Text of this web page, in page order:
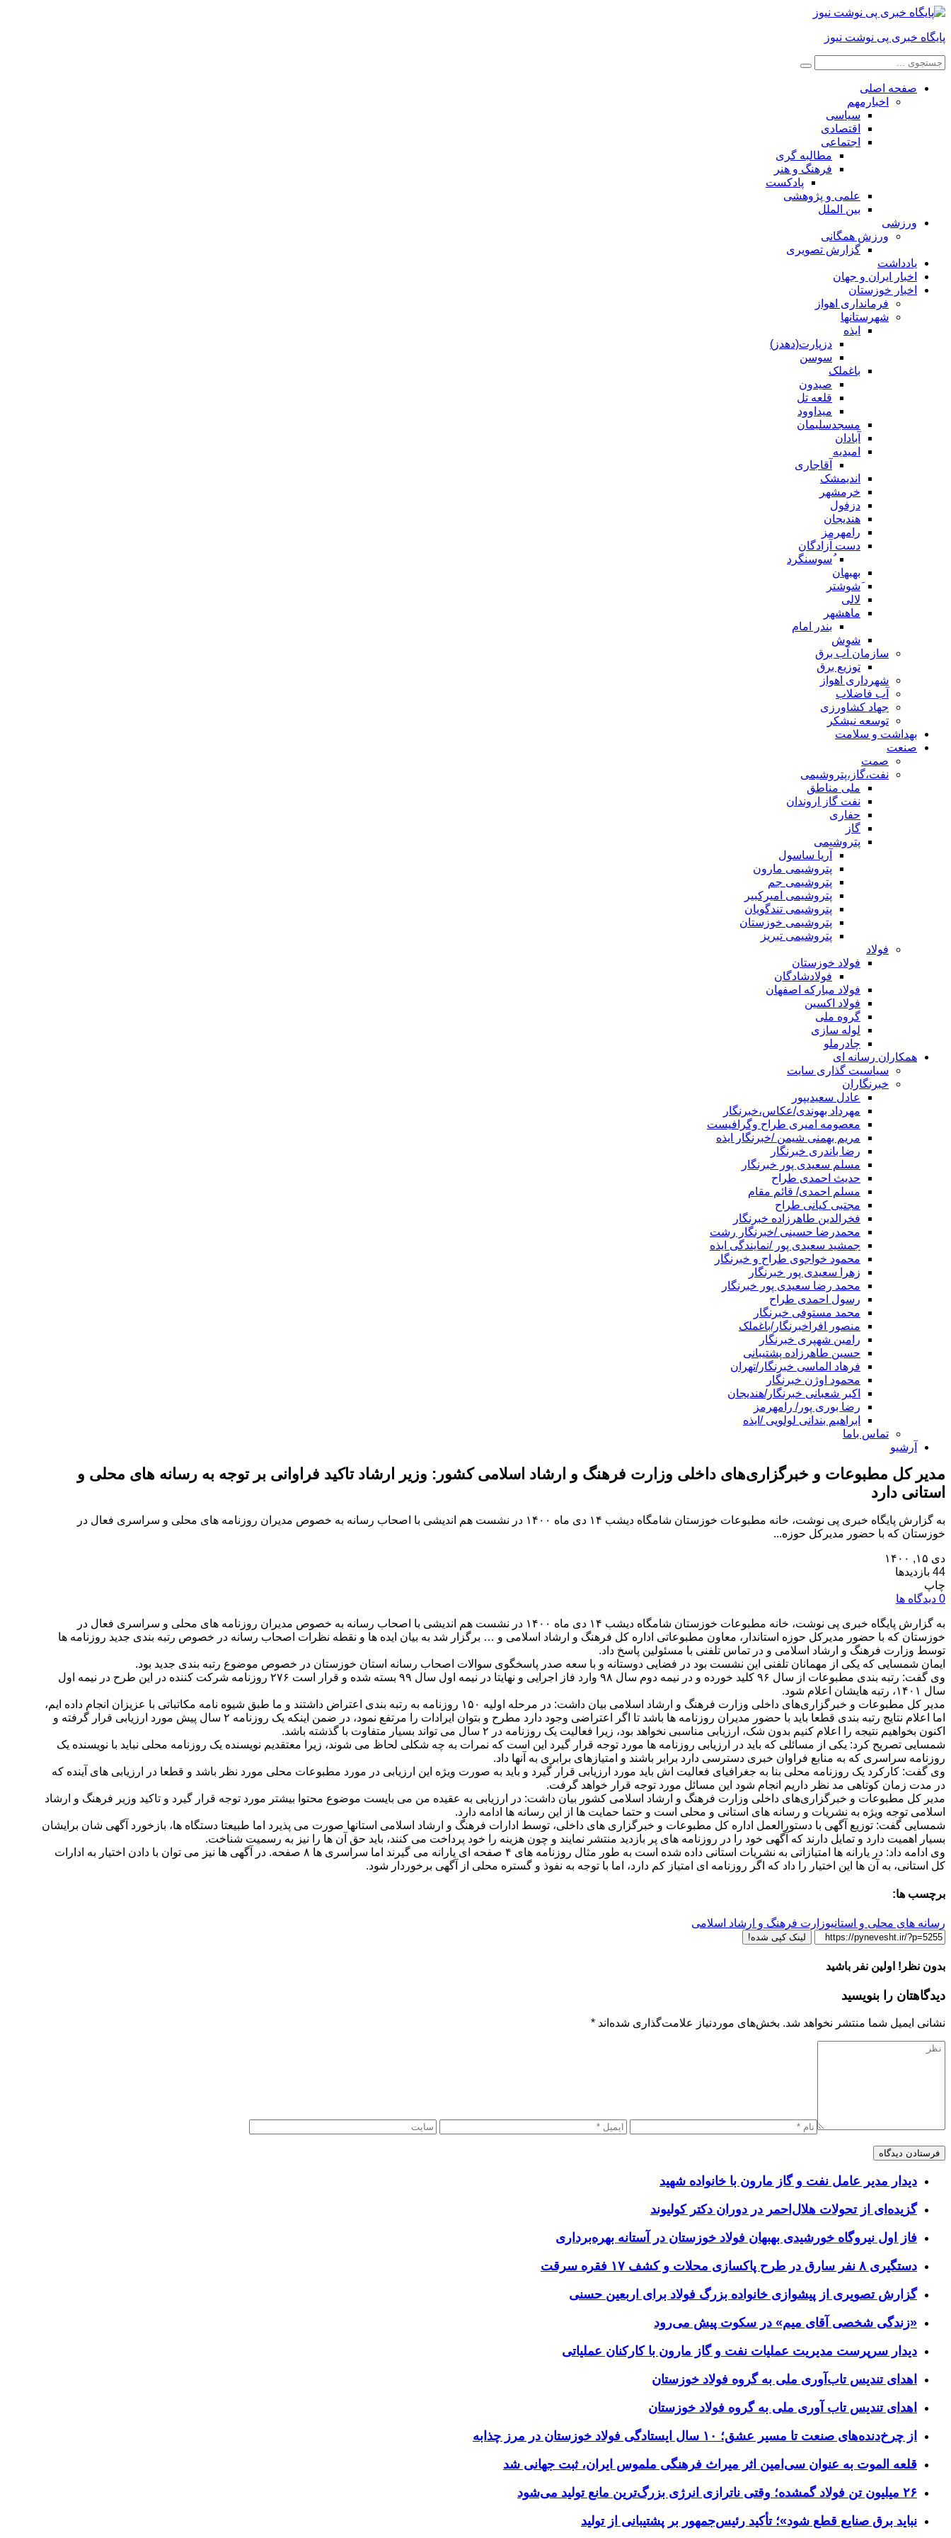
پایگاه خبری پی نوشت نیوز
صفحه اصلی
اخبارمهم
سیاسی
اقتصادی
اجتماعی
مطالبه گری
فرهنگ و هنر
پادکست
علمی و پژوهشی
بین الملل
ورزشی
ورزش همگانی
گزارش تصویری
یادداشت
اخبار ایران و جهان
اخبار خوزستان
فرمانداری اهواز
شهرستانها
ایذه
دزپارت(دهدز)
سوسن
باغملک
صیدون
قلعه تل
میداوود
مسجدسلیمان
آبادان
امیدیه
آقاجاری
اندیمشک
خرمشهر
دزفول
هندیجان
رامهرمز
دست آزادگان
ُسوسنگرد
بهبهان
َشوشتر
لالی
ماهشهر
بندر امام
شوش
سازمان آب برق
توزیع برق
شهرداری اهواز
آب فاضلاب
جهاد کشاورزی
توسعه نیشکر
بهداشت و سلامت
صنعت
صمت
نفت،گاز،پتروشیمی
ملی مناطق
نفت گاز اروندان
حفاری
گاز
پتروشیمی
آریا ساسول
پتروشیمی مارون
پتروشیمی جم
پتروشیمی امیرکبیر
پتروشیمی تندگویان
پتروشیمی خوزستان
پتروشیمی تبریز
فولاد
فولاد خوزستان
فولادشادگان
فولاد مبارکه اصفهان
فولاد اکسین
گروه ملی
لوله سازی
چادرملو
همکاران رسانه ای
سیاسیت گذاری سایت
خبرنگاران
عادل سعیدیپور
مهرداد بهوندی/عکاس،خبرنگار
معصومه امیری طراح وگرافیست
مریم بهمنی شیمن /خبرنگار ایذه
رضا باندری خبرنگار
مسلم سعیدی پور خبرنگار
حدیث احمدی طراح
مسلم احمدی/ قائم مقام
مجتبی کیانی طراح
فخرالدین طاهرزاده خبرنگار
محمدرضا حسینی /خبرنگار رشت
جمشید سعیدی پور /نمایندگی ایذه
محمود خواجوی طراح و خبرنگار
زهرا سعیدی پور خبرنگار
محمد رضا سعیدی پور خبرنگار
رسول احمدی طراح
محمد مستوفی خبرنگار
منصور افراخبرنگار/باغملک
رامین شهپری خبرنگار
حسین طاهرزاده پشتیبانی
فرهاد الماسی خبرنگار/تهران
محمود اوژن خبرنگار
اکبر شعبانی خبرنگار/هندیجان
رضا بوری پور/ رامهرمز
ابراهیم بندانی لولویی /ایذه
تماس باما
آرشیو
مدیر کل مطبوعات و خبرگزاری‌های داخلی وزارت فرهنگ و ارشاد اسلامی کشور: وزیر ارشاد تاکید فراوانی بر توجه به رسانه های محلی و
استانی دارد
به گزارش پایگاه خبری پی نوشت، خانه مطبوعات خوزستان شامگاه دیشب ۱۴ دی ماه ۱۴۰۰ در نشست هم اندیشی با اصحاب رسانه به خصوص مدیران روزنامه های محلی و سراسری فعال در
خوزستان که با حضور مدیرکل حوزه...
دی ۱۵, ۱۴۰۰
44 بازدیدها
چاپ
0 دیدگاه ها
به گزارش پایگاه خبری پی نوشت، خانه مطبوعات خوزستان شامگاه دیشب ۱۴ دی ماه ۱۴۰۰ در نشست هم اندیشی با اصحاب رسانه به خصوص مدیران روزنامه های محلی و سراسری فعال در
خوزستان که با حضور مدیرکل حوزه استاندار، معاون مطبوعاتی اداره کل فرهنگ و ارشاد اسلامی و … برگزار شد به بیان ایده ها و نقطه نظرات اصحاب رسانه در خصوص رتبه بندی جدید روزنامه ها
توسط وزارت فرهنگ و ارشاد اسلامی و در تماس تلفنی با مسئولین پاسخ داد.
ایمان شمسایی که یکی از مهمانان تلفنی این نشست بود در فضایی دوستانه و با سعه صدر پاسخگوی سوالات اصحاب رسانه استان خوزستان در خصوص موضوع رتبه بندی جدید بود.
وی گفت: رتبه بندی مطبوعات از سال ۹۶ کلید خورده و در نیمه دوم سال ۹۸ وارد فاز اجرایی و نهایتا در نیمه اول سال ۹۹ بسته شده و قرار است ۲۷۶ روزنامه شرکت کننده در این طرح در نیمه اول
سال ۱۴۰۱، رتبه هایشان اعلام شود.
مدیر کل مطبوعات و خبرگزاری‌های داخلی وزارت فرهنگ و ارشاد اسلامی بیان داشت: در مرحله اولیه ۱۵۰ روزنامه به رتبه بندی اعتراض داشتند و ما طبق شیوه نامه مکاتباتی با عزیزان انجام داده ایم،
اما اعلام نتایج رتبه بندی قطعا باید با حضور مدیران روزنامه ها باشد تا اگر اعتراضی وجود دارد مطرح و بتوان ایرادات را مرتفع نمود، در ضمن اینکه یک روزنامه ۲ سال پیش مورد ارزیابی قرار گرفته و
اکنون بخواهیم نتیجه را اعلام کنیم بدون شک، ارزیابی مناسبی نخواهد بود، زیرا فعالیت یک روزنامه در ۲ سال می تواند بسیار متفاوت با گذشته باشد.
شمسایی تصریح کرد: یکی از مسائلی که باید در ارزیابی روزنامه ها مورد توجه قرار گیرد این است که نمرات به چه شکلی لحاظ می شوند، زیرا معتقدیم نویسنده یک روزنامه محلی نباید با نویسنده یک
روزنامه سراسری که به منابع فراوان خبری دسترسی دارد برابر باشند و امتیازهای برابری به آنها داد.
وی گفت: کارکرد یک روزنامه محلی بنا به جغرافیای فعالیت اش باید مورد ارزیابی قرار گیرد و باید به صورت ویژه این ارزیابی در مورد مطبوعات محلی مورد نظر باشد و قطعا در ارزیابی های آینده که
در مدت زمان کوتاهی مد نظر داریم انجام شود این مسائل مورد توجه قرار خواهد گرفت.
مدیر کل مطبوعات و خبرگزاری‌های داخلی وزارت فرهنگ و ارشاد اسلامی کشور بیان داشت: در ارزیابی به عقیده من می بایست موضوع محتوا بیشتر مورد توجه قرار گیرد و تاکید وزیر فرهنگ و ارشاد
اسلامی توجه ویژه به نشریات و رسانه های استانی و محلی است و حتما حمایت ها از این رسانه ها ادامه دارد.
شمسایی گفت: توزیع آگهی با دستورالعمل اداره کل مطبوعات و خبرگزاری های داخلی، توسط ادارات فرهنگ و ارشاد اسلامی استانها صورت می پذیرد اما طبیعتا دستگاه ها، بازخورد آگهی شان برایشان
بسیار اهمیت دارد و تمایل دارند که آگهی خود را در روزنامه های پر بازدید منتشر نمایند و چون هزینه را خود پرداخت می کنند، باید حق آن ها را نیز به رسمیت شناخت.
وی ادامه داد: در یارانه ها امتیازاتی به نشریات استانی داده شده است به طور مثال روزنامه های ۴ صفحه ای یارانه می گیرند اما سراسری ها ۸ صفحه. در آگهی ها نیز می توان با دادن اختیار به ادارات
کل استانی، به آن ها این اختیار را داد که اگر روزنامه ای امتیاز کم دارد، اما با توجه به نفوذ و گستره محلی از آگهی برخوردار شود.
برچسب ها:
رسانه های محلی و استانیوزارت فرهنگ و ارشاد اسلامی
لینک کپی شده!
بدون نظر! اولین نفر باشید
دیدگاهتان را بنویسید
نشانی ایمیل شما منتشر نخواهد شد. بخش‌های موردنیاز علامت‌گذاری شده‌اند *
دیدار مدیر عامل نفت و گاز مارون با خانواده شهید
گزیده‌ای از تحولات هلال‌احمر در دوران دکتر کولیوند
فاز اول نیروگاه خورشیدی بهبهان فولاد خوزستان در آستانه بهره‌برداری
دستگیری ۸ نفر سارق در طرح پاکسازی محلات و کشف ۱۷ فقره سرقت
گزارش تصویری از پیشوازی خانواده بزرگ فولاد برای اربعین حسنی
«زندگی شخصی آقای میم» در سکوت پیش می‌رود
دیدار سرپرست مدیریت عملیات نفت و گاز مارون با کارکنان عملیاتی
اهدای تندیس تاب‌آوری ملی به گروه فولاد خوزستان
اهدای تندیس تاب آوری ملی به گروه فولاد خوزستان
از چرخ‌دنده‌های صنعت تا مسیر عشق؛ ۱۰ سال ایستادگی فولاد خوزستان در مرز چذابه
قلعه الموت به عنوان سی‌امین اثر میراث‌ فرهنگی ملموس ایران، ثبت جهانی شد
۲۶ میلیون تن فولاد گمشده؛ وقتی ناترازی انرژی بزرگ‌ترین مانع تولید می‌شود
نباید برق صنایع قطع شود»؛ تأکید رئیس‌جمهور بر پشتیبانی از تولید